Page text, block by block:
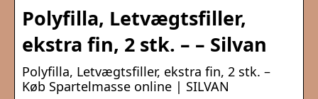
Polyfilla, Letvægtsfiller,
ekstra fin, 2 stk. – – Silvan
Polyfilla, Letvægtsfiller, ekstra fin, 2 stk. –
Køb Spartelmasse online | SILVAN